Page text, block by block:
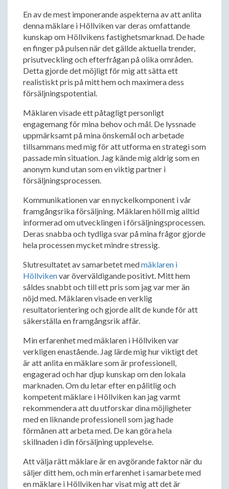
En av de mest imponerande aspekterna av att anlita
denna mäklare i Höllviken var deras omfattande
kunskap om Höllvikens fastighetsmarknad. De hade
en finger på pulsen när det gällde aktuella trender,
prisutveckling och efterfrågan på olika områden.
Detta gjorde det möjligt för mig att sätta ett
realistiskt pris på mitt hem och maximera dess
försäljningspotential.
Mäklaren visade ett påtagligt personligt
engagemang för mina behov och mål. De lyssnade
uppmärksamt på mina önskemål och arbetade
tillsammans med mig för att utforma en strategi som
passade min situation. Jag kände mig aldrig som en
anonym kund utan som en viktig partner i
försäljningsprocessen.
Kommunikationen var en nyckelkomponent i vår
framgångsrika försäljning. Mäklaren höll mig alltid
informerad om utvecklingen i försäljningsprocessen.
Deras snabba och tydliga svar på mina frågor gjorde
hela processen mycket mindre stressig.
Slutresultatet av samarbetet medmäklaren i
Höllvikenvar överväldigande positivt. Mitt hem
såldes snabbt och till ett pris som jag var mer än
nöjd med. Mäklaren visade en verklig
resultatorientering och gjorde allt de kunde för att
säkerställa en framgångsrik affär.
Min erfarenhet med mäklaren i Höllviken var
verkligen enastående. Jag lärde mig hur viktigt det
är att anlita en mäklare som är professionell,
engagerad och har djup kunskap om den lokala
marknaden. Om du letar efter en pålitlig och
kompetent mäklare i Höllviken kan jag varmt
rekommendera att du utforskar dina möjligheter
med en liknande professionell som jag hade
förmånen att arbeta med. De kan göra hela
skillnaden i din försäljning upplevelse.
Att välja rätt mäklare är en avgörande faktor när du
säljer ditt hem, och min erfarenhet i samarbete med
en mäklare i Höllviken har visat mig att det är